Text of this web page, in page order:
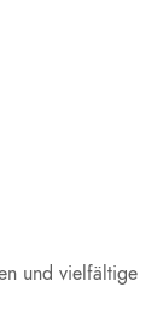
und vielfältige